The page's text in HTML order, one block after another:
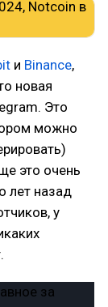
и Binance,
новая
Это
можно
это очень
лет назад
у